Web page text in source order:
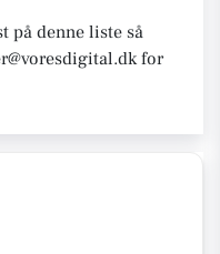
på denne liste så
for